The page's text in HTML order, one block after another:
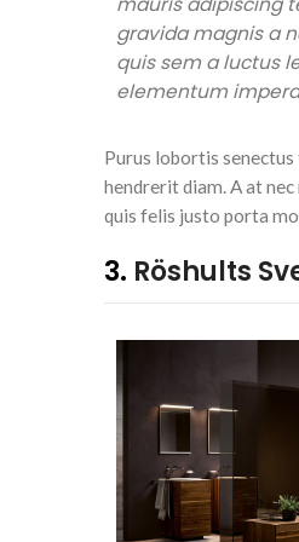
gravida magnis a
quis sem a luctus
elementum
Purus lobortis
hendrerit diam. A at
quis felis justo porta
3. Röshults